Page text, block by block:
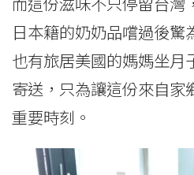
日本籍的奶奶品嚐過後驚
也有旅居美國的媽媽坐月
寄送，只為讓這份來自家
重要時刻。